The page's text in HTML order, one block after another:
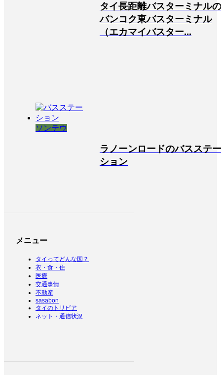
タイ長距離バスターミナルの
バンコク東バスターミナル
（エカマイバスター...
ソンテウ
ラノーンロードのバスステー
ション
メニュー
タイってどんな国？
衣・食・住
医療
交通事情
不動産
sasabon
タイのトリビア
ネット・通信状況